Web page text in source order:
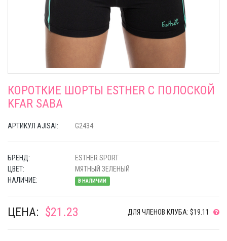
КОРОТКИЕ ШОРТЫ ESTHER C ПОЛОСКОЙ
KFAR SABA
АРТИКУЛ AJISAI: G2434
БРЕНД:
ESTHER SPORT
ЦВЕТ:
МЯТНЫЙ ЗЕЛЕНЫЙ
НАЛИЧИЕ:
В НАЛИЧИИ
ЦЕНА: $21.23 ДЛЯ ЧЛЕНОВ КЛУБА: $19.11